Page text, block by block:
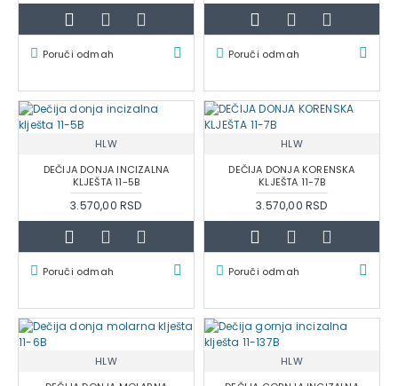
Poruči odmah Poruči odmah
HLW
DEČIJA DONJA INCIZALNA
KLJEŠTA 11-5B
3.570,00 RSD
Poruči odmah
HLW
DEČIJA DONJA KORENSKA
KLJEŠTA 11-7B
3.570,00 RSD
Poruči odmah
HLW
HLW